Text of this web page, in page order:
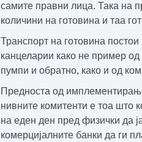
самите правни лица. Така на
количини на готовина и таа
Транспорт на готовина
канцеларии како не пример
пумпи и обратно, како и од
Предноста од
нивните комитенти е тоа што
на еден ден пред физички да
комерцијалните банки да ги